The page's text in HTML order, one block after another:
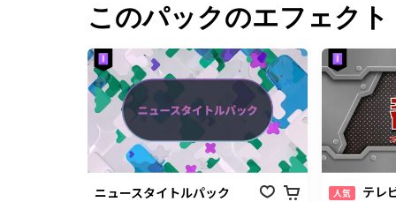
このパックのエフェクト
ニュースタイトルパック 人気 テレビ番組